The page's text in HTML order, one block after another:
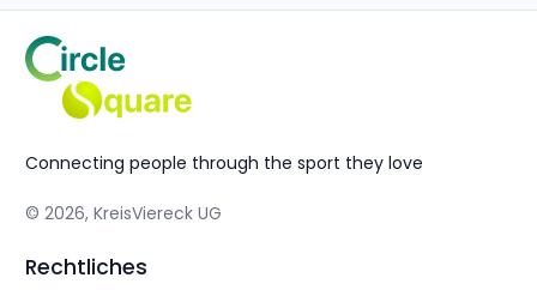
Connecting people through the sport they love
© 2026, KreisViereck UG
Rechtliches